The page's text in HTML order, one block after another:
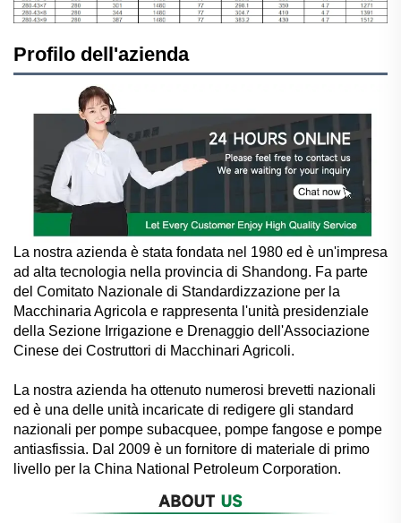
Profilo dell'azienda
La nostra azienda è stata fondata nel 1980 ed è un'impresa
ad alta tecnologia nella provincia di Shandong. Fa parte
del Comitato Nazionale di Standardizzazione per la
Macchinaria Agricola e rappresenta l'unità presidenziale
della Sezione Irrigazione e Drenaggio dell'Associazione
Cinese dei Costruttori di Macchinari Agricoli.
La nostra azienda ha ottenuto numerosi brevetti nazionali
ed è una delle unità incaricate di redigere gli standard
nazionali per pompe subacquee, pompe fangose e pompe
antiasfissia. Dal 2009 è un fornitore di materiale di primo
livello per la China National Petroleum Corporation.